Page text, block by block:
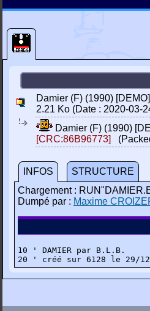
Damier (F) (1990)
2.21 Ko (Date : 2020-03-
Damier (F) (1990)
[CRC:86B96773]
INFOS
STRUCTURE
Chargement :
Dumpé par : Maxime
10 ' DAMIER par B.L.B.
20 ' créé sur 6128 le 29/